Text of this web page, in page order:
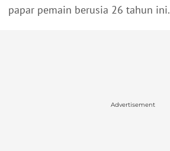
papar pemain berusia 26 tahun ini.
Advertisement